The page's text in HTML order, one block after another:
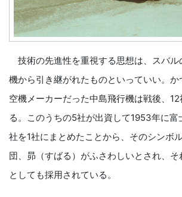
技術の先進性を重視する思想は、スバル
機から引き継がれたものといっていい。
空機メーカーだった中島飛行機は戦後、
る。このうちの5社が出資して1953年に富
社を1社にまとめたことから、そのシンボ
団、昴（すばる）がふさわしいとされ、そ
としても採用されている。